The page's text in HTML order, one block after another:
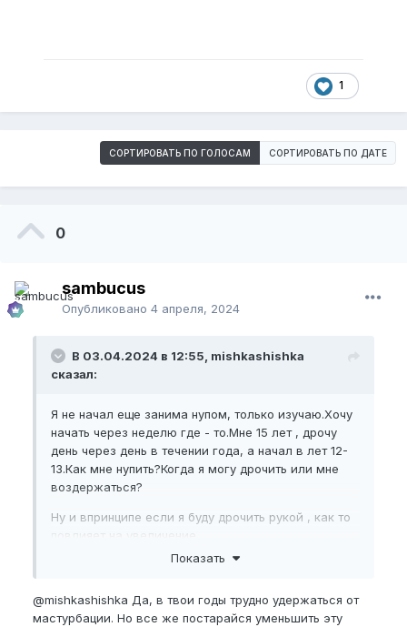
1
СОРТИРОВАТЬ ПО ГОЛОСАМ СОРТИРОВАТЬ ПО ДАТЕ
0
sambucus
Опубликовано 4 апреля, 2024
В 03.04.2024 в 12:55, mishkashishka
сказал:
Я не начал еще занима нупом, только изучаю.Хочу
начать через неделю где - то.Мне 15 лет , дрочу
день через день в течении года, а начал в лет 12-
13.Как мне нупить?Когда я могу дрочить или мне
воздержаться?
Ну и впринципе если я буду дрочить рукой , как то
Показать
@mishkashishka Да, в твои годы трудно удержаться от
мастурбации. Но все же постарайся уменьшить эту